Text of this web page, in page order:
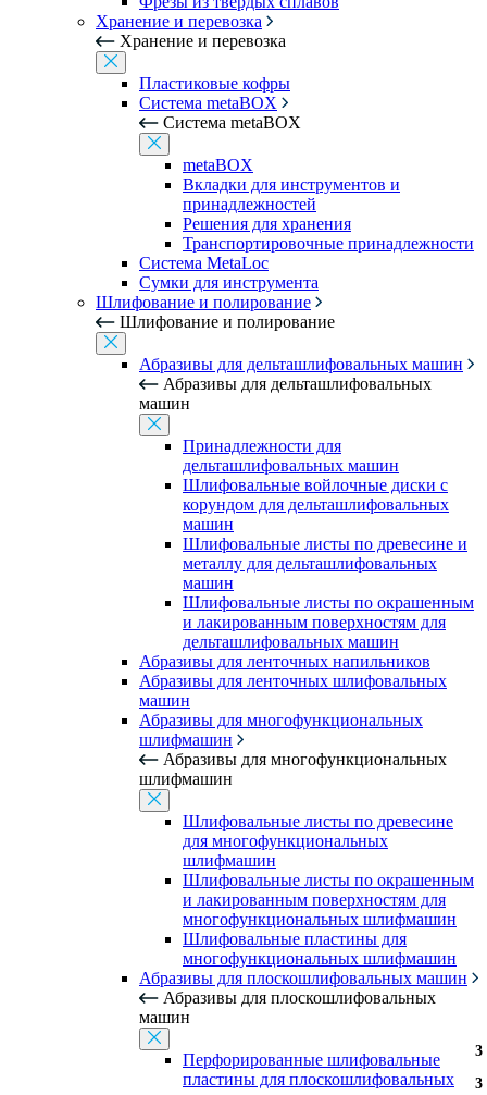
Хранение и перевозка
Хранение и перевозка
Пластиковые кофры
Система metaBOX
Система metaBOX
metaBOX
Вкладки для инструментов и
принадлежностей
Решения для хранения
Транспортировочные принадлежности
Система MetaLoc
Сумки для инструмента
Шлифование и полирование
Шлифование и полирование
Абразивы для дельташлифовальных машин
Абразивы для дельташлифовальных
машин
Принадлежности для
дельташлифовальных машин
Шлифовальные войлочные диски с
корундом для дельташлифовальных
машин
Шлифовальные листы по древесине и
металлу для дельташлифовальных
машин
Шлифовальные листы по окрашенным
и лакированным поверхностям для
дельташлифовальных машин
Абразивы для ленточных напильников
Абразивы для ленточных шлифовальных
машин
Абразивы для многофункциональных
шлифмашин
Абразивы для многофункциональных
шлифмашин
Шлифовальные листы по древесине
для многофункциональных
шлифмашин
Шлифовальные листы по окрашенным
и лакированным поверхностям для
многофункциональных шлифмашин
Шлифовальные пластины для
многофункциональных шлифмашин
Абразивы для плоскошлифовальных машин
Абразивы для плоскошлифовальных
машин
Перфорированные шлифовальные
пластины для плоскошлифовальных
3
3
3
3